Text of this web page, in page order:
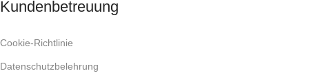
Kundenbetreuung
Cookie-Richtlinie
Datenschutzbelehrung